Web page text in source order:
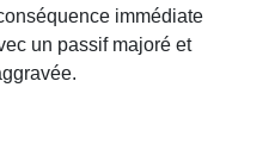
immédiate
un passif majoré et